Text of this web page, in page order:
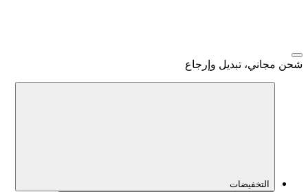
شحن مجاني، تبديل وإرجاع
التخفيضات